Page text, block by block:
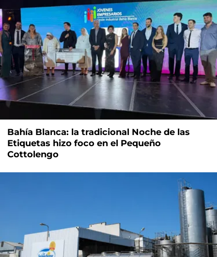
Bahía Blanca: la tradicional Noche de las
Etiquetas hizo foco en el Pequeño
Cottolengo